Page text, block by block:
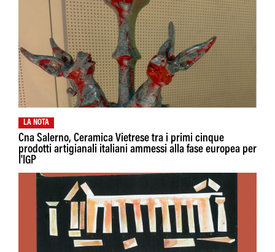
LA NOTA
Cna Salerno, Ceramica Vietrese tra i primi cinque
prodotti artigianali italiani ammessi alla fase europea per
I'IGP